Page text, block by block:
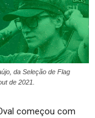
da Seleção de Flag
de 2021.
começou com